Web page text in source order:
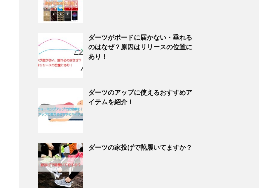
ダーツがボードに届かない・垂れる
のはなぜ？原因はリリースの位置に
あり！
ダーツのアップに使えるおすすめア
イテムを紹介！
ダーツの家投げで靴履いてますか？